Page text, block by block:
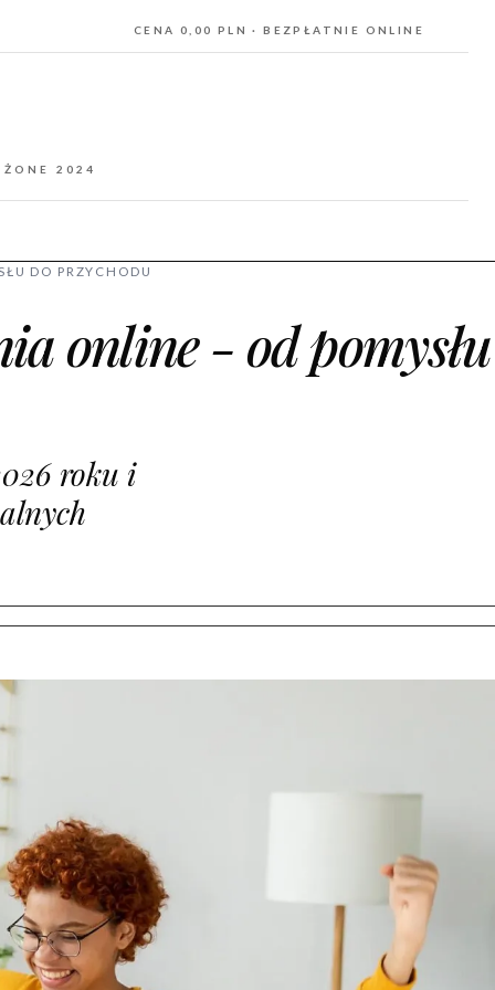
CENA 0,00 PLN · BEZPŁATNIE ONLINE
2024
DO PRZYCHODU
online - od pomysłu
roku i